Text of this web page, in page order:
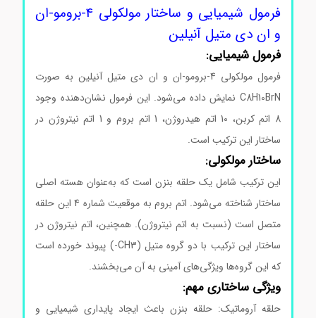
فرمول شیمیایی و ساختار مولکولی 4-برومو-ان
و ان دی متیل آنیلین
فرمول شیمیایی:
فرمول مولکولی 4-برومو-ان و ان دی متیل آنیلین به صورت
C8H10BrN نمایش داده می‌شود. این فرمول نشان‌دهنده وجود
8 اتم کربن، 10 اتم هیدروژن، 1 اتم بروم و 1 اتم نیتروژن در
ساختار این ترکیب است.
ساختار مولکولی:
این ترکیب شامل یک حلقه بنزن است که به‌عنوان هسته اصلی
ساختار شناخته می‌شود. اتم بروم به موقعیت شماره 4 این حلقه
متصل است (نسبت به اتم نیتروژن). همچنین، اتم نیتروژن در
ساختار این ترکیب با دو گروه متیل (CH3-) پیوند خورده است
که این گروه‌ها ویژگی‌های آمینی به آن می‌بخشند.
ویژگی ساختاری مهم:
حلقه آروماتیک: حلقه بنزن باعث ایجاد پایداری شیمیایی و